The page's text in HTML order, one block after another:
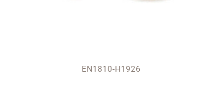
EN1810-H1926